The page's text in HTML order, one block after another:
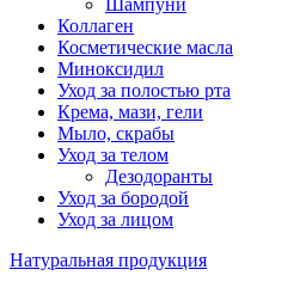
Коллаген
Косметические масла
Миноксидил
Уход за полостью рта
Крема, мази, гели
Мыло, скрабы
Уход за телом
Дезодоранты
Уход за бородой
Уход за лицом
Натуральная продукция